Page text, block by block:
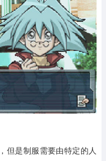
但是制服需要由特定的人